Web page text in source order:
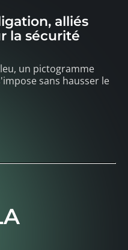
alliés
la sécurité
un pictogramme
sans hausser le